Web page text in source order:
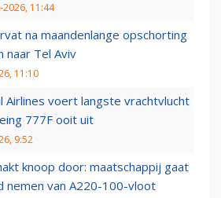
2026, 11:44
na maandenlange opschorting
naar Tel Aviv
11:10
Airlines voert langste vrachtvlucht
777F ooit uit
9:52
knoop door: maatschappij gaat
nemen van A220-100-vloot